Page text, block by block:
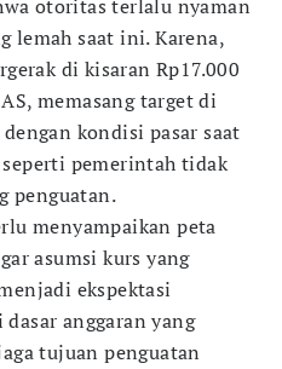
otoritas terlalu nyaman
lemah saat ini. Karena,
di kisaran Rp17.000
memasang target di
kondisi pasar saat
pemerintah tidak
penguatan.
menyampaikan peta
asumsi kurs yang
ekspektasi
anggaran yang
tujuan penguatan